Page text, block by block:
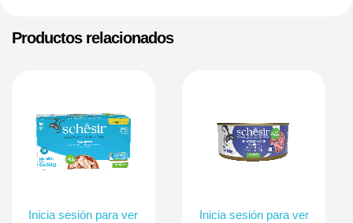
Productos relacionados
Inicia sesión para ver
Inicia sesión para ver